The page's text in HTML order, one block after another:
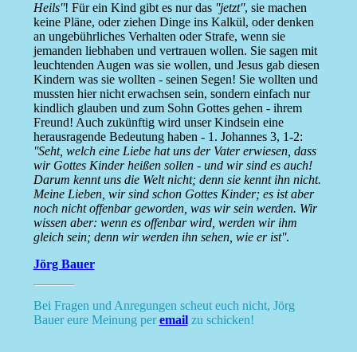
Heils''! Für ein Kind gibt es nur das ''jetzt'', sie machen
keine Pläne, oder ziehen Dinge ins Kalkül, oder denken
an ungebührliches Verhalten oder Strafe, wenn sie
jemanden liebhaben und vertrauen wollen. Sie sagen mit
leuchtenden Augen was sie wollen, und Jesus gab diesen
Kindern was sie wollten - seinen Segen! Sie wollten und
mussten hier nicht erwachsen sein, sondern einfach nur
kindlich glauben und zum Sohn Gottes gehen - ihrem
Freund! Auch zukünftig wird unser Kindsein eine
herausragende Bedeutung haben - 1. Johannes 3, 1-2:
''Seht, welch eine Liebe hat uns der Vater erwiesen, dass
wir Gottes Kinder heißen sollen - und wir sind es auch!
Darum kennt uns die Welt nicht; denn sie kennt ihn nicht.
Meine Lieben, wir sind schon Gottes Kinder; es ist aber
noch nicht offenbar geworden, was wir sein werden. Wir
wissen aber: wenn es offenbar wird, werden wir ihm
gleich sein; denn wir werden ihn sehen, wie er ist''.
Jörg Bauer
Bei Fragen und Anregungen scheut euch nicht, Jörg
Bauer eure Meinung peremailzu schicken!